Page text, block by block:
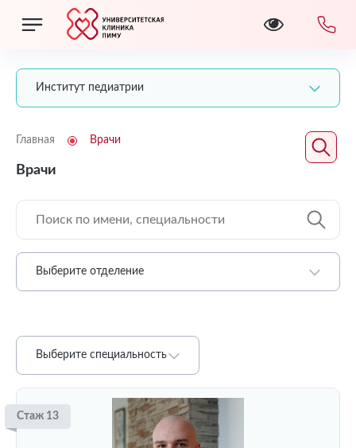
Институт педиатрии
Главная Врачи
Врачи
Выберите отделение
Выберите специальность
Стаж 13